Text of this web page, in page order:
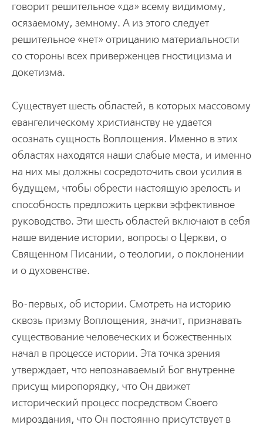
говорит решительное «да» всему видимому,
осязаемому, земному. А из этого следует
решительное «нет» отрицанию материальности
со стороны всех приверженцев гностицизма и
докетизма.
Существует шесть областей, в которых массовому
евангелическому христианству не удается
осознать сущность Воплощения. Именно в этих
областях находятся наши слабые места, и именно
на них мы должны сосредоточить свои усилия в
будущем, чтобы обрести настоящую зрелость и
способность предложить церкви эффективное
руководство. Эти шесть областей включают в себя
наше видение истории, вопросы о Церкви, о
Священном Писании, о теологии, о поклонении
и о духовенстве.
Во-первых, об истории. Смотреть на историю
сквозь призму Воплощения, значит, признавать
существование человеческих и божественных
начал в процессе истории. Эта точка зрения
утверждает, что непознаваемый Бог внутренне
присущ миропорядку, что Он движет
исторический процесс посредством Своего
мироздания, что Он постоянно присутствует в